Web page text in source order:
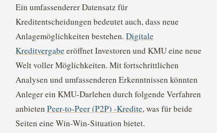
Ein umfassenderer Datensatz für
Kreditentscheidungen bedeutet auch, dass neue
Anlagemöglichkeiten bestehen. Digitale
Kreditvergabe eröffnet Investoren und KMU eine neue
Welt voller Möglichkeiten. Mit fortschrittlichen
Analysen und umfassenderen Erkenntnissen könnten
Anleger ein KMU-Darlehen durch folgende Verfahren
anbieten Peer-to-Peer (P2P) -Kredite, was für beide
Seiten eine Win-Win-Situation bietet.